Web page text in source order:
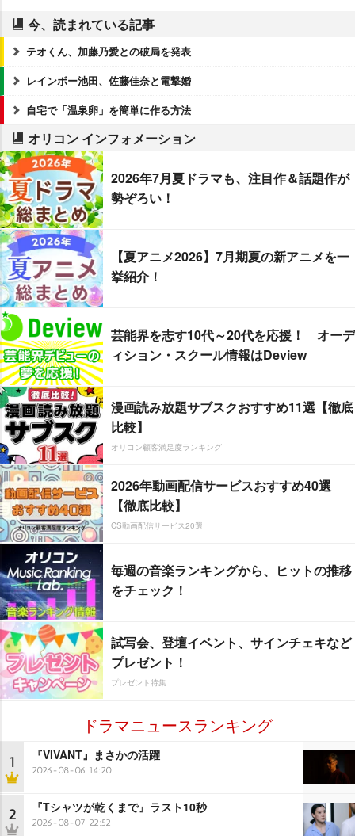
今、読まれている記事
テオくん、加藤乃愛との破局を発表
レインボー池田、佐藤佳奈と電撃婚
自宅で「温泉卵」を簡単に作る方法
オリコン インフォメーション
2026年7月夏ドラマも、注目作＆話題作が
勢ぞろい！
【夏アニメ2026】7月期夏の新アニメを一
挙紹介！
芸能界を志す10代～20代を応援！ オーデ
ィション・スクール情報はDeview
漫画読み放題サブスクおすすめ11選【徹底
比較】
オリコン顧客満足度ランキング
2026年動画配信サービスおすすめ40選
【徹底比較】
CS動画配信サービス20選
毎週の音楽ランキングから、ヒットの推移
をチェック！
試写会、登壇イベント、サインチェキなど
プレゼント！
プレゼント特集
ドラマニュースランキング
1 『VIVANT』まさかの活躍
2026-08-06 14:20
2 『Tシャツが乾くまで』ラスト10秒
2026-08-07 22:52